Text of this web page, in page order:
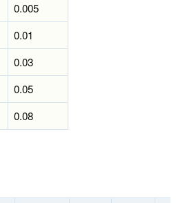
0.005
0.01
0.03
0.05
0.08